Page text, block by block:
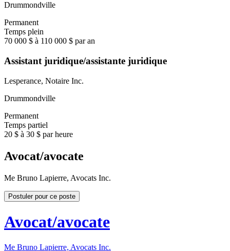
Drummondville
Permanent
Temps plein
70 000 $ à 110 000 $ par an
Assistant juridique/assistante juridique
Lesperance, Notaire Inc.
Drummondville
Permanent
Temps partiel
20 $ à 30 $ par heure
Avocat/avocate
Me Bruno Lapierre, Avocats Inc.
Postuler pour ce poste
Avocat/avocate
Me Bruno Lapierre, Avocats Inc.